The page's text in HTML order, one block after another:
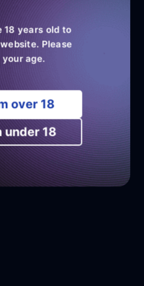
18 years old to
Please
age.
over 18
under 18